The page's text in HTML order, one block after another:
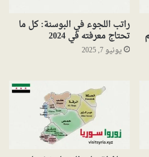
راتب اللجوء في البوسنة: كل ما
تحتاج معرفته في 2024
يونيو 7, 2025